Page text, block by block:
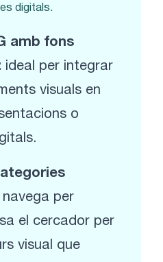
digitals.
amb fons
ideal per integrar
visuals en
o
navega per
el cercador per
visual que